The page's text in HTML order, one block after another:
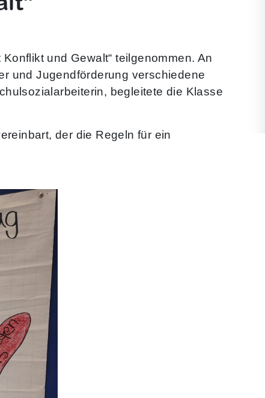
und Gewalt“ teilgenommen. An
und Jugendförderung verschiedene
begleitete die Klasse
der die Regeln für ein